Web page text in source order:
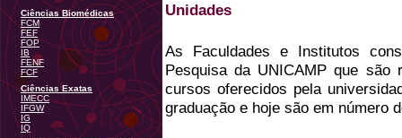
Ciências Biomédicas
FCM
FEF
FOP
IB
FENF
FCF
Ciências Exatas
IMECC
IFGW
IG
IQ
Unidades
As Faculdades e Institutos
Pesquisa da UNICAMP que são
cursos oferecidos pela
graduação e hoje são em número